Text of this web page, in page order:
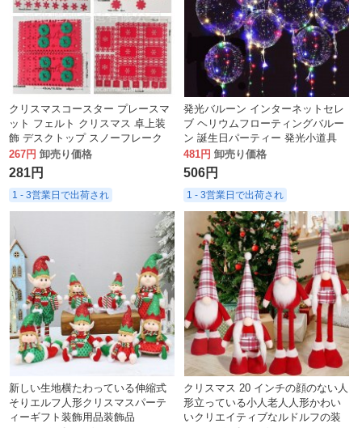
クリスマスコースター プレースマ
ット フェルト クリスマス 卓上装
飾 デスクトップ スノーフレーク
トナカイ クリスマスツリー プレー
スマット
267円 卸売り価格
281円
1 - 3営業日で出荷され
発光バルーン インターネットセレ
ブ ヘリウムフローティングバルー
ン 誕生日パーティー 発光小道具
LED ボボボール クリスマス
481円 卸売り価格
506円
1 - 3営業日で出荷され
新しい生地横たわっている伸縮式
そりエルフ人形クリスマスパーテ
ィーギフト装飾用品装飾品
クリスマス 20 インチの顔のない人
形立っている小人老人人形かわい
いクリエイティブなルドルフの装